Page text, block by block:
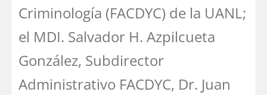
Criminología (FACDYC) de la UANL;
el MDI. Salvador H. Azpilcueta
González, Subdirector
Administrativo FACDYC, Dr. Juan